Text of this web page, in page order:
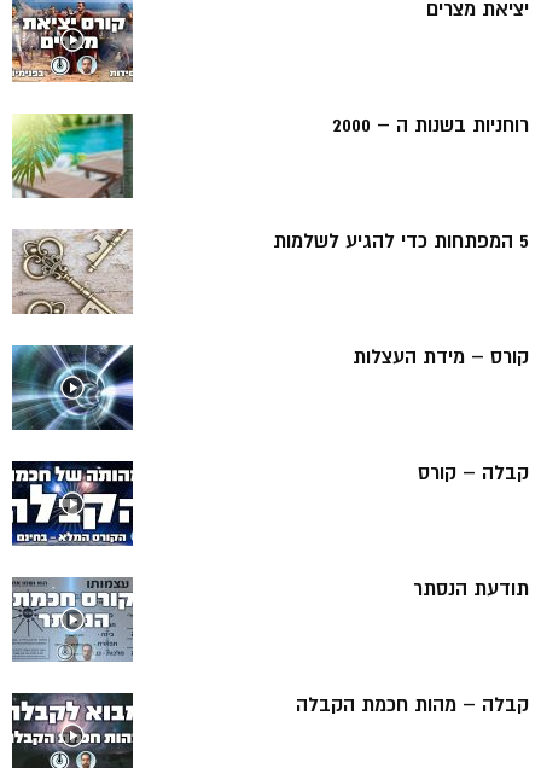
יציאת מצרים
רוחניות בשנות ה – 2000
5 המפתחות כדי להגיע לשלמות
קורס – מידת העצלות
קבלה – קורס
תודעת הנסתר
קבלה – מהות חכמת הקבלה